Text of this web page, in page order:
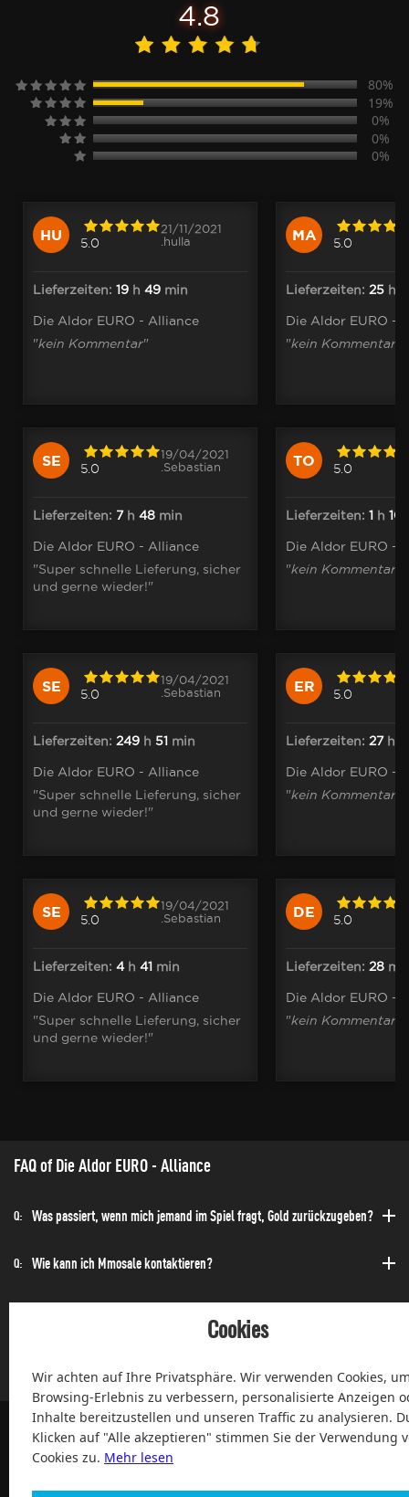
4.8
80%
19%
0%
0%
0%
HU 5.0
21/11/2021
.hulla
Lieferzeiten: 19 h 49 min
Die Aldor EURO - Alliance
"kein Kommentar"
SE 5.0
19/04/2021
.Sebastian
Lieferzeiten: 7h 48 min
Die Aldor EURO - Alliance
"Super schnelle Lieferung, sicher
und gerne wieder!"
SE 5.0
19/04/2021
.Sebastian
Lieferzeiten: 249 h 51 min
Die Aldor EURO - Alliance
"Super schnelle Lieferung, sicher
und gerne wieder!"
SE 5.0
19/04/2021
.Sebastian
Lieferzeiten: 4h 41 min
Die Aldor EURO - Alliance
"Super schnelle Lieferung, sicher
und gerne wieder!"
MA 5.0
Lieferzeiten: 25 h
Die Aldor EURO -
"kein Kommentar
TO 5.0
Lieferzeiten: 1 h 10
Die Aldor EURO -
"kein Kommentar
ER 5.0
Lieferzeiten: 27h
Die Aldor EURO -
"kein Kommentar
DE 5.0
Lieferzeiten: 28
Die Aldor EURO -
"kein Kommentar
FAQ of Die Aldor EURO - Alliance
Q: Was passiert, wenn mich jemand im Spiel fragt, Gold zurückzugeben?
Q: Wie kann ich Mmosale kontaktieren?
Cookies
Wir achten auf Ihre Privatsphäre. Wir verwenden Cookies,
Browsing-Erlebnis zu verbessern, personalisierte Anzeigen
Inhalte bereitzustellen und unseren Traffic zu analysieren.
Klicken auf "Alle akzeptieren" stimmen Sie der Verwendung
Cookies zu. Mehr lesen
100% Zufriedenheit und After-Sale Garantie Service seit 2004